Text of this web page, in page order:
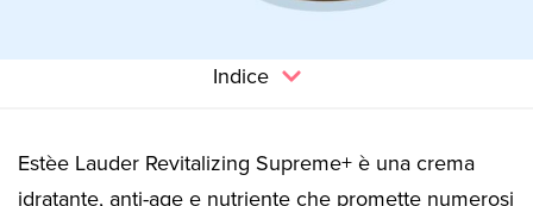
Indice
Estèe Lauder Revitalizing Supreme+ è una crema
idratante, anti-age e nutriente che promette numerosi